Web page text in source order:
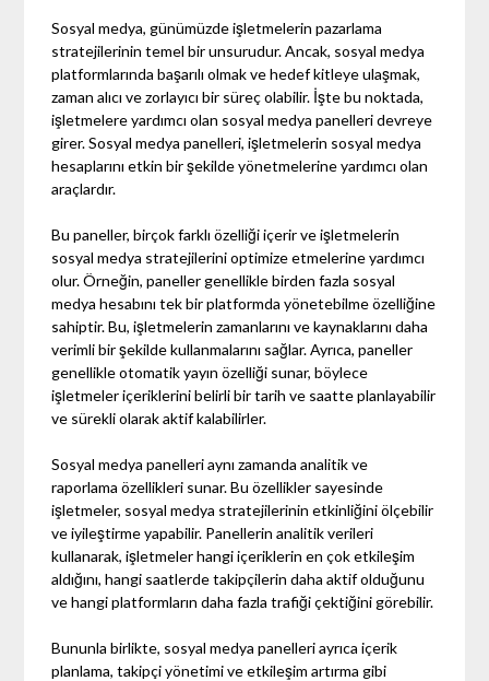
Sosyal medya, günümüzde işletmelerin pazarlama
stratejilerinin temel bir unsurudur. Ancak, sosyal medya
platformlarında başarılı olmak ve hedef kitleye ulaşmak,
zaman alıcı ve zorlayıcı bir süreç olabilir. İşte bu noktada,
işletmelere yardımcı olan sosyal medya panelleri devreye
girer. Sosyal medya panelleri, işletmelerin sosyal medya
hesaplarını etkin bir şekilde yönetmelerine yardımcı olan
araçlardır.
Bu paneller, birçok farklı özelliği içerir ve işletmelerin
sosyal medya stratejilerini optimize etmelerine yardımcı
olur. Örneğin, paneller genellikle birden fazla sosyal
medya hesabını tek bir platformda yönetebilme özelliğine
sahiptir. Bu, işletmelerin zamanlarını ve kaynaklarını daha
verimli bir şekilde kullanmalarını sağlar. Ayrıca, paneller
genellikle otomatik yayın özelliği sunar, böylece
işletmeler içeriklerini belirli bir tarih ve saatte planlayabilir
ve sürekli olarak aktif kalabilirler.
Sosyal medya panelleri aynı zamanda analitik ve
raporlama özellikleri sunar. Bu özellikler sayesinde
işletmeler, sosyal medya stratejilerinin etkinliğini ölçebilir
ve iyileştirme yapabilir. Panellerin analitik verileri
kullanarak, işletmeler hangi içeriklerin en çok etkileşim
aldığını, hangi saatlerde takipçilerin daha aktif olduğunu
ve hangi platformların daha fazla trafiği çektiğini görebilir.
Bununla birlikte, sosyal medya panelleri ayrıca içerik
planlama, takipçi yönetimi ve etkileşim artırma gibi